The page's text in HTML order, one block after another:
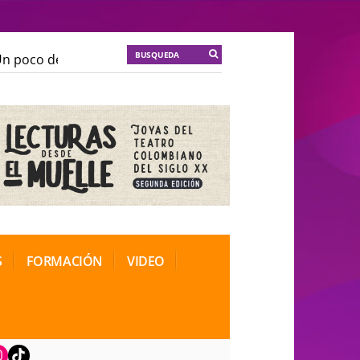
poco de locura para la cordura
de Teatro Rosa
FORMACIÓN VIDEO
TikTok